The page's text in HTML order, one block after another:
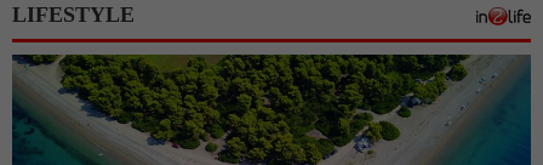
Δεκέμβριος 25
Νοέμβριος 25
Οκτώβριος 25
Σεπτέμβριος 25
LIFESTYLE